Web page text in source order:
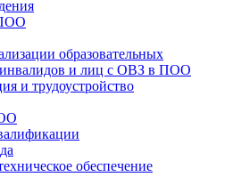
образовательных
инвалидов и лиц с ОВЗ в ПОО
и трудоустройство
обеспечение